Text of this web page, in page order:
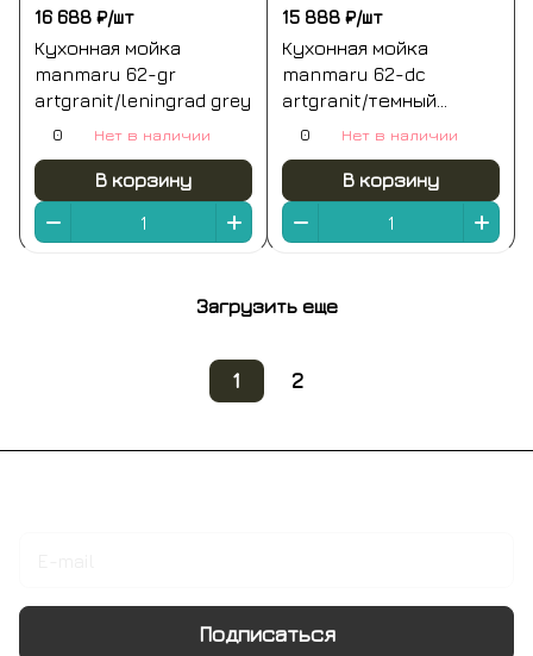
16 688 ₽/шт
Кухонная мойка
manmaru 62-gr
artgranit/leningrad grey
0 Нет в наличии
В корзину
15 888 ₽/шт
Кухонная мойка
manmaru 62-dc
artgranit/темный
шоколад
0 Нет в наличии
В корзину
Загрузить еще
1 2
Подписаться